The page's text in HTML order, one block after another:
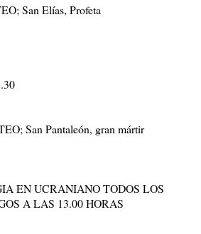
San Elías, Profeta
San Pantaleón, gran mártir
EN UCRANIANO TODOS LOS
A LAS 13.00 HORAS